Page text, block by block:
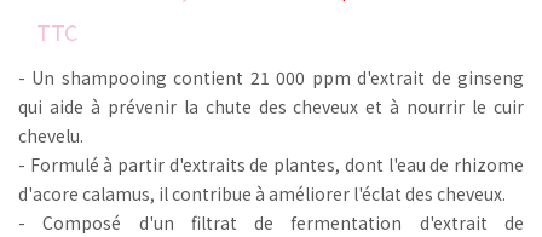
TTC
- Un shampooing contient 21 000 ppm d'extrait de ginseng
qui aide à prévenir la chute des cheveux et à nourrir le cuir
chevelu.
- Formulé à partir d'extraits de plantes, dont l'eau de rhizome
d'acore calamus, il contribue à améliorer l'éclat des cheveux.
- Composé d'un filtrat de fermentation d'extrait de